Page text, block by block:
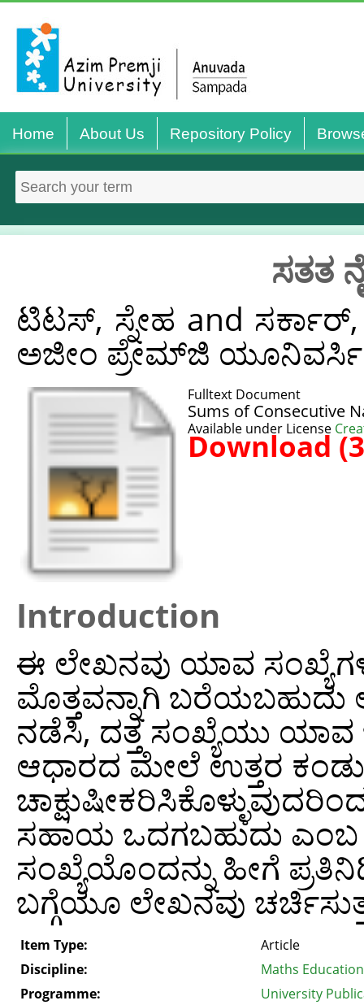
Home About Us Repository Policy
ಸತತ
ಟಿಟಸ್, ಸ್ನೇಹ and ಸರ್ಕಾರ್,
ಅಜೀಂ ಪ್ರೇಮ್‌ಜಿ
Fulltext Document
Sums of Consecutive
Available under License
Download
Introduction
ಈ ಲೇಖನವು ಯಾವ
ಮೊತ್ತವನ್ನಾಗಿ
ನಡೆಸಿ, ದತ್ತ ಸಂಖ್ಯೆಯು
ಆಧಾರದ ಮೇಲೆ ಉತ್ತರ
ಸಹಾಯ ಒದಗಬಹುದು
ಸಂಖ್ಯೆಯೊಂದನ್ನು ಹೀಗೆ
ಬಗ್ಗೆಯೂ ಲೇಖನವು
Item Type:
Article
Discipline:
Maths Education
Programme:
University